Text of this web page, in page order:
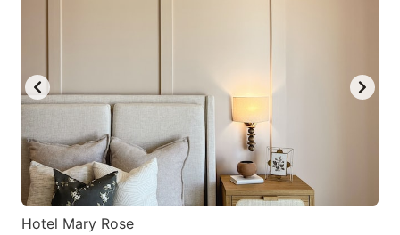
Hotel Mary Rose